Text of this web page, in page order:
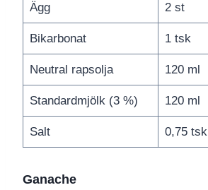
Ägg 2 st
Bikarbonat 1 tsk
Neutral rapsolja 120 ml
Standardmjölk (3 %) 120 ml
Salt 0,75 tsk
Ganache